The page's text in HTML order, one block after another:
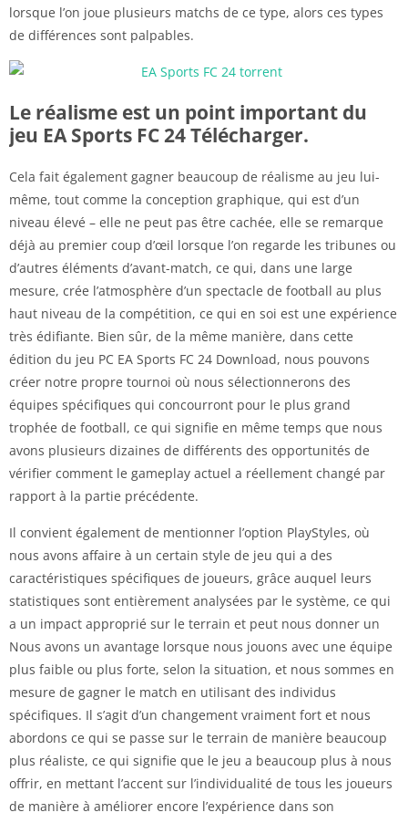
lorsque l’on joue plusieurs matchs de ce type, alors ces types
de différences sont palpables.
Le réalisme est un point important du
jeu EA Sports FC 24 Télécharger.
Cela fait également gagner beaucoup de réalisme au jeu lui-
même, tout comme la conception graphique, qui est d’un
niveau élevé – elle ne peut pas être cachée, elle se remarque
déjà au premier coup d’œil lorsque l’on regarde les tribunes ou
d’autres éléments d’avant-match, ce qui, dans une large
mesure, crée l’atmosphère d’un spectacle de football au plus
haut niveau de la compétition, ce qui en soi est une expérience
très édifiante. Bien sûr, de la même manière, dans cette
édition du jeu PC EA Sports FC 24 Download, nous pouvons
créer notre propre tournoi où nous sélectionnerons des
équipes spécifiques qui concourront pour le plus grand
trophée de football, ce qui signifie en même temps que nous
avons plusieurs dizaines de différents des opportunités de
vérifier comment le gameplay actuel a réellement changé par
rapport à la partie précédente.
Il convient également de mentionner l’option PlayStyles, où
nous avons affaire à un certain style de jeu qui a des
caractéristiques spécifiques de joueurs, grâce auquel leurs
statistiques sont entièrement analysées par le système, ce qui
a un impact approprié sur le terrain et peut nous donner un
Nous avons un avantage lorsque nous jouons avec une équipe
plus faible ou plus forte, selon la situation, et nous sommes en
mesure de gagner le match en utilisant des individus
spécifiques. Il s’agit d’un changement vraiment fort et nous
abordons ce qui se passe sur le terrain de manière beaucoup
plus réaliste, ce qui signifie que le jeu a beaucoup plus à nous
offrir, en mettant l’accent sur l’individualité de tous les joueurs
de manière à améliorer encore l’expérience dans son